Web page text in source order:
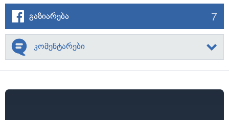
გაზიარება 7
კომენტარები